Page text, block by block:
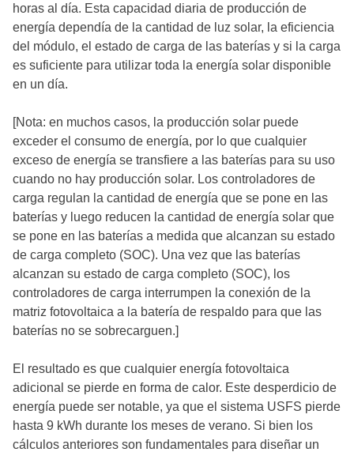
horas al día. Esta capacidad diaria de producción de
energía dependía de la cantidad de luz solar, la eficiencia
del módulo, el estado de carga de las baterías y si la carga
es suficiente para utilizar toda la energía solar disponible
en un día.
[Nota: en muchos casos, la producción solar puede
exceder el consumo de energía, por lo que cualquier
exceso de energía se transfiere a las baterías para su uso
cuando no hay producción solar. Los controladores de
carga regulan la cantidad de energía que se pone en las
baterías y luego reducen la cantidad de energía solar que
se pone en las baterías a medida que alcanzan su estado
de carga completo (SOC). Una vez que las baterías
alcanzan su estado de carga completo (SOC), los
controladores de carga interrumpen la conexión de la
matriz fotovoltaica a la batería de respaldo para que las
baterías no se sobrecarguen.]
El resultado es que cualquier energía fotovoltaica
adicional se pierde en forma de calor. Este desperdicio de
energía puede ser notable, ya que el sistema USFS pierde
hasta 9 kWh durante los meses de verano. Si bien los
cálculos anteriores son fundamentales para diseñar un